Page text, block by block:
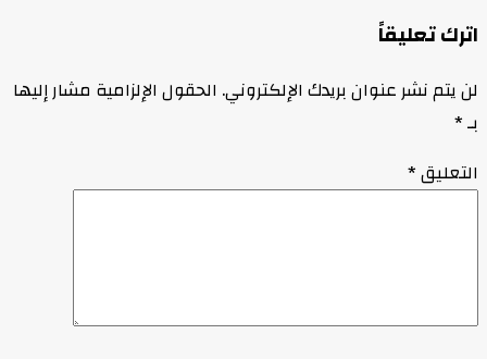
اترك تعليقاً
لن يتم نشر عنوان بريدك الإلكتروني. الحقول الإلزامية مشار إليها
بـ*
التعليق*